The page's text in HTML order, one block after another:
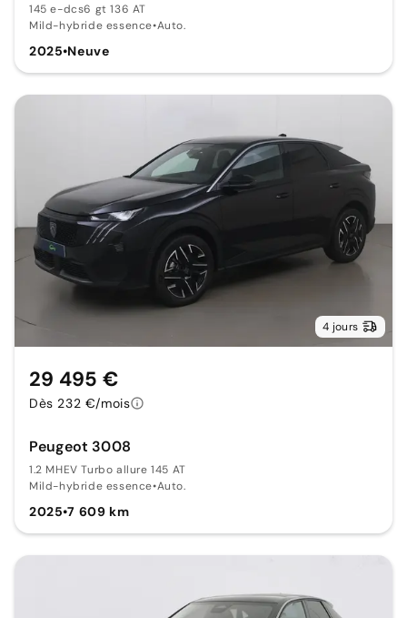
145 e-dcs6 gt 136 AT
Mild-hybride essence•Auto.
2025•Neuve
4 jours
Peugeot 3008
1.2 MHEV Turbo allure 145 AT
Mild-hybride essence•Auto.
2025•7 609 km
29 495 €
Dès 232 €/mois